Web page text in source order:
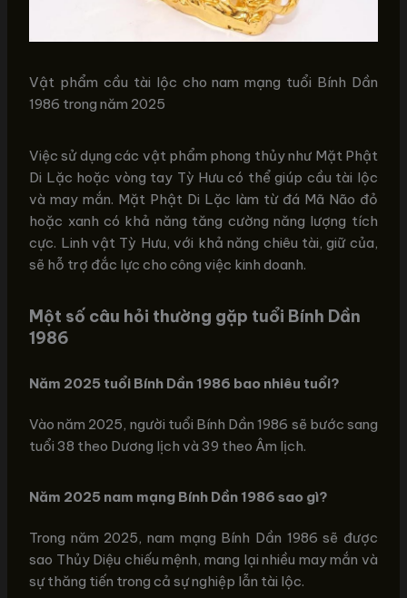
Vật phẩm cầu tài lộc cho nam mạng tuổi Bính Dần
1986 trong năm 2025
Việc sử dụng các vật phẩm phong thủy như Mặt Phật
Di Lặc hoặc vòng tay Tỳ Hưu có thể giúp cầu tài lộc
và may mắn. Mặt Phật Di Lặc làm từ đá Mã Não đỏ
hoặc xanh có khả năng tăng cường năng lượng tích
cực. Linh vật Tỳ Hưu, với khả năng chiêu tài, giữ của,
sẽ hỗ trợ đắc lực cho công việc kinh doanh.
Một số câu hỏi thường gặp tuổi Bính Dần
1986
Năm 2025 tuổi Bính Dần 1986 bao nhiêu tuổi?
Vào năm 2025, người tuổi Bính Dần 1986 sẽ bước sang
tuổi 38 theo Dương lịch và 39 theo Âm lịch.
Năm 2025 nam mạng Bính Dần 1986 sao gì?
Trong năm 2025, nam mạng Bính Dần 1986 sẽ được
sao Thủy Diệu chiếu mệnh, mang lại nhiều may mắn và
sự thăng tiến trong cả sự nghiệp lẫn tài lộc.